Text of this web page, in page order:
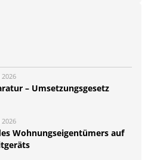
2026
– Umsetzungsgesetz
2026
Wohnungseigentümers auf